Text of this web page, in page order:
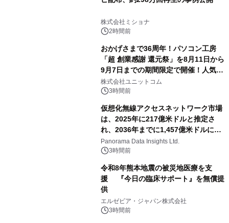
株式会社ミショナ
2時間前
おかげさまで36周年！パソコン工房
「超 創業感謝 還元祭」を8月11日から
9月7日までの期間限定で開催！人気の
ゲーミングPCや高性能ノートPCなど
対象iiyama PCのご購入で最大3万円分
株式会社ユニットコム
3時間前
仮想化無線アクセスネットワーク市場
は、2025年に217億米ドルと推定さ
れ、2036年までに1,457億米ドルに達
すると予測されており、予測期間
（2026年～2036年）
Panorama Data Insights Ltd.
3時間前
令和8年熊本地震の被災地医療を支
援 『今日の臨床サポート』を無償提
供
エルゼビア・ジャパン株式会社
3時間前